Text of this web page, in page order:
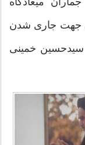
جهت جاری شدن
خمینی